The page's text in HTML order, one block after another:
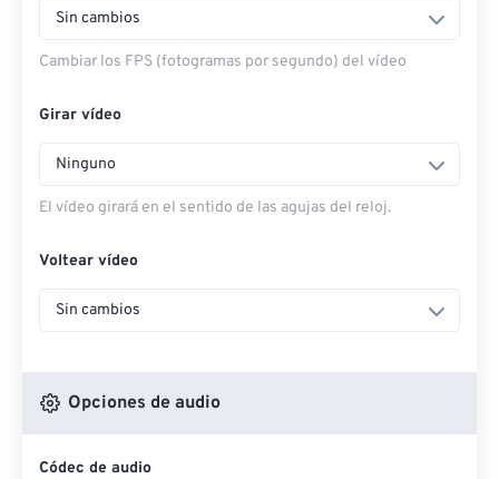
Sin cambios
Cambiar los FPS (fotogramas por segundo) del vídeo
Girar vídeo
Ninguno
El vídeo girará en el sentido de las agujas del reloj.
Voltear vídeo
Sin cambios
Opciones de audio
Códec de audio